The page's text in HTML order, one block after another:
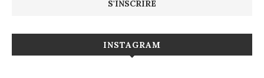
INSTAGRAM